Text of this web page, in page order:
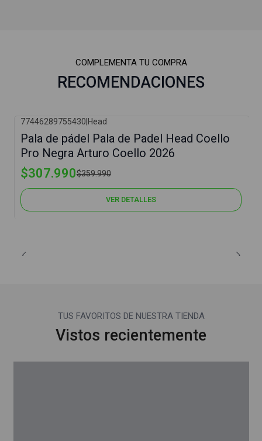
COMPLEMENTA TU COMPRA
RECOMENDACIONES
Agotado
77446289755430 Head
Pala de pádel Pala de Padel Head Coello
Pro Negra Arturo Coello 2026
$307.990$359.990
VER DETALLES
TUS FAVORITOS DE NUESTRA TIENDA
Vistos recientemente